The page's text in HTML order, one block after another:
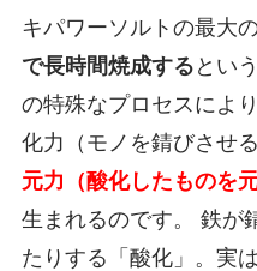
キパワーソルトの最大の
で長時間焼成する とい
の特殊なプロセスによ
化力（モノを錆びさせ
元力（酸化したものを
生まれるのです。 鉄が
たりする「酸化」。実